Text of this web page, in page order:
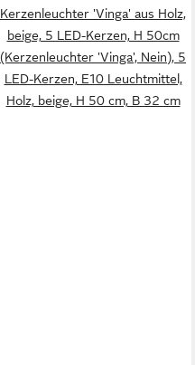
Kerzenleuchter 'Vinga' aus Holz,
beige, 5 LED-Kerzen, H 50cm
(Kerzenleuchter 'Vinga', Nein), 5
LED-Kerzen, E10 Leuchtmittel,
Holz, beige, H 50 cm, B 32 cm